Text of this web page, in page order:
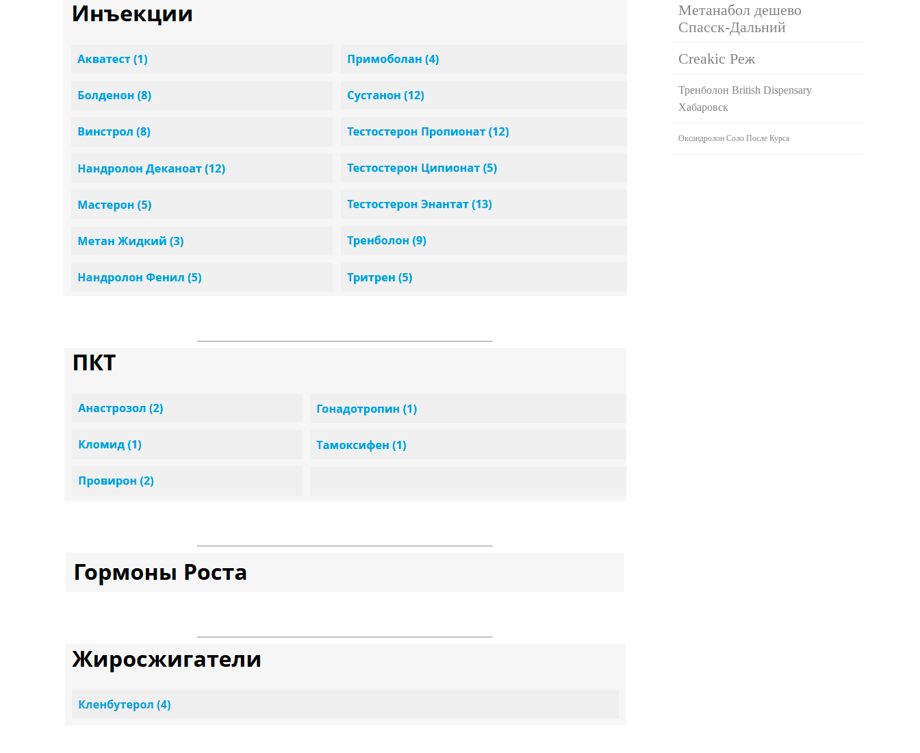
Метанабол дешево
Спасск-Дальний
Creakic Реж
Тренболон British Dispensary
Хабаровск
Оксандролон Соло После Курса